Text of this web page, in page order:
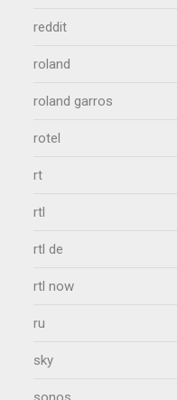
reddit
roland
roland garros
rotel
rt
rtl
rtl de
rtl now
ru
sky